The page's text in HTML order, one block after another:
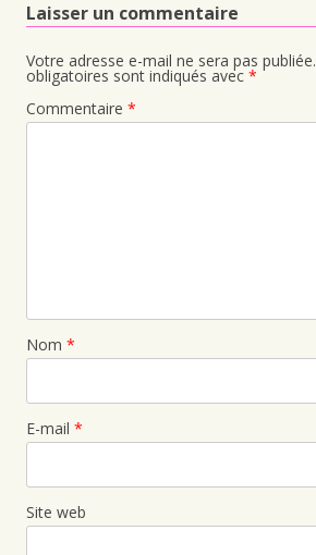
Laisser un commentaire
Votre adresse e-mail ne sera pas publiée.
obligatoires sont indiqués avec *
Commentaire *
Nom *
E-mail *
Site web